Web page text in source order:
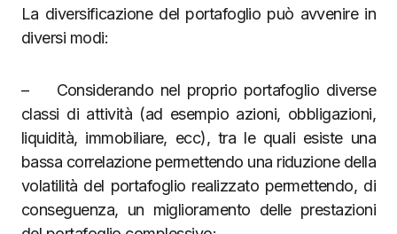
La diversificazione del portafoglio può avvenire in
diversi modi:
– Considerando nel proprio portafoglio diverse
classi di attività (ad esempio azioni, obbligazioni,
liquidità, immobiliare, ecc), tra le quali esiste una
bassa correlazione permettendo una riduzione della
volatilità del portafoglio realizzato permettendo, di
conseguenza, un miglioramento delle prestazioni